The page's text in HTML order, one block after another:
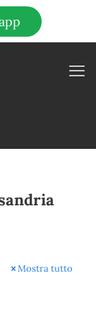
Mostra tutto